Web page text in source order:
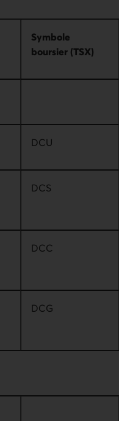
Symbole
boursier (TSX)
DCU
DCS
DCC
DCG